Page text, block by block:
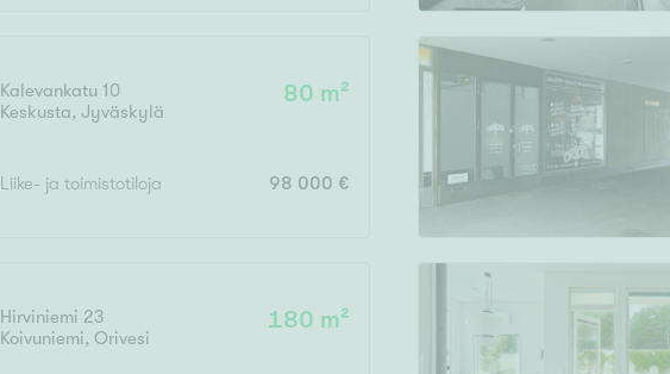
Kalevankatu 10
Keskusta,Jyväskylä
80 m²
Liike- ja toimistotiloja 98 000 €
Hirviniemi 23
Koivuniemi, Orivesi
180 m²